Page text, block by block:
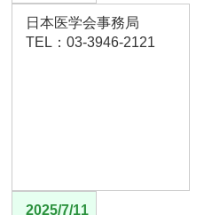
日本医学会事務局
TEL：03-3946-2121
2025/7/11